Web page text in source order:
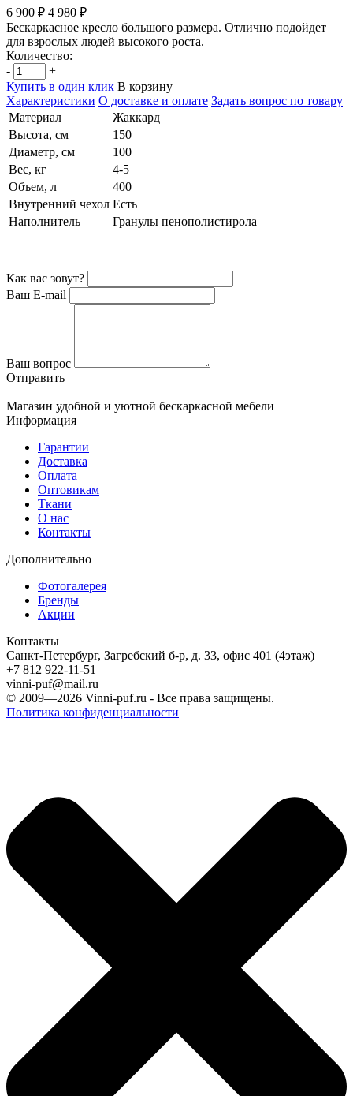
6 900 ₽ 4 980 ₽
Бескаркасное кресло большого размера. Отлично подойдет
для взрослых людей высокого роста.
Количество:
-
+
Купить в один клик В корзину
Характеристики О доставке и оплате Задать вопрос по товару
Материал
Жаккард
Высота, см
150
Диаметр, см
100
Вес, кг
4-5
Объем, л
400
Внутренний чехол Есть
Наполнитель
Гранулы пенополистирола
Как вас зовут?
Ваш E-mail
Ваш вопрос
Отправить
Магазин удобной и уютной бескаркасной мебели
Информация
Гарантии
Доставка
Оплата
Оптовикам
Ткани
О нас
Контакты
Дополнительно
Фотогалерея
Бренды
Акции
Контакты
Санкт-Петербург, Загребский б-р, д. 33, офис 401 (4этаж)
+7 812 922-11-51
vinni-puf@mail.ru
© 2009—2026 Vinni-puf.ru - Все права защищены.
Политика конфиденциальности